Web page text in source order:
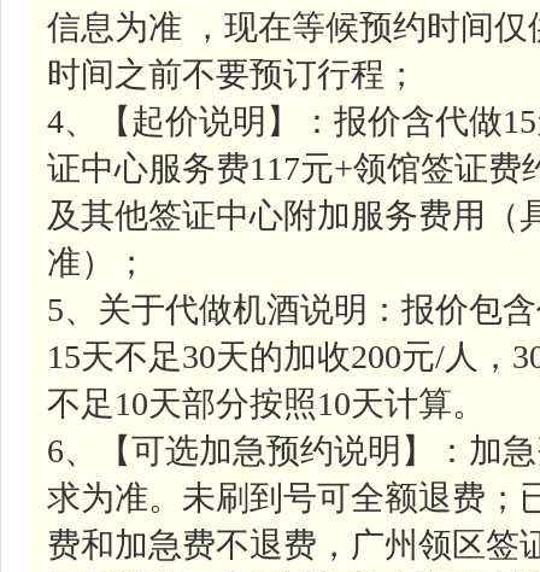
信息为准 ，现在等候预约时间
时间之前不要预订行程；
4、【起价说明】：报价含代做
证中心服务费117元+领馆签证费
及其他签证中心附加服务费用（
准）；
5、关于代做机酒说明：报价包
15天不足30天的加收200元/人，
不足10天部分按照10天计算。
6、【可选加急预约说明】：加
求为准。未刷到号可全额退费；
费和加急费不退费，广州领区签